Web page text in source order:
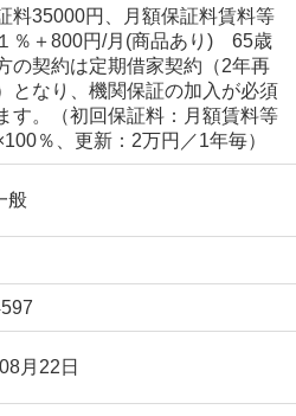
料35000円、月額保証料賃料等
％＋800円/月(商品あり) 65歳
の契約は定期借家契約（2年再
となり、機関保証の加入が必須
す。（初回保証料：月額賃料等
％、更新：2万円／1年毎）
般
月22日